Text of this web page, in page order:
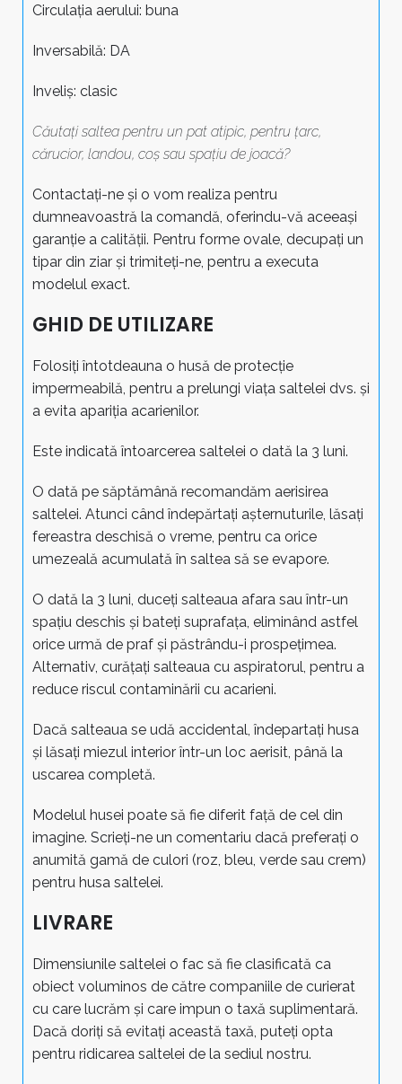
Circulația aerului: buna
Inversabilă: DA
Inveliș: clasic
Căutați saltea pentru un pat atipic, pentru țarc,
cărucior, landou, coș sau spațiu de joacă?
Contactați-ne și o vom realiza pentru
dumneavoastră la comandă, oferindu-vă aceeași
garanție a calității. Pentru forme ovale, decupați un
tipar din ziar și trimiteți-ne, pentru a executa
modelul exact.
GHID DE UTILIZARE
Folosiți întotdeauna o husă de protecție
impermeabilă, pentru a prelungi viața saltelei dvs. și
a evita apariția acarienilor.
Este indicată întoarcerea saltelei o dată la 3 luni.
O dată pe săptămână recomandăm aerisirea
saltelei. Atunci când îndepărtați așternuturile, lăsați
fereastra deschisă o vreme, pentru ca orice
umezeală acumulată în saltea să se evapore.
O dată la 3 luni, duceți salteaua afara sau într-un
spațiu deschis și bateți suprafața, eliminând astfel
orice urmă de praf și păstrându-i prospețimea.
Alternativ, curățați salteaua cu aspiratorul, pentru a
reduce riscul contaminării cu acarieni.
Dacă salteaua se udă accidental, îndepartați husa
și lăsați miezul interior într-un loc aerisit, până la
uscarea completă.
Modelul husei poate să fie diferit față de cel din
imagine. Scrieți-ne un comentariu dacă preferați o
anumită gamă de culori (roz, bleu, verde sau crem)
pentru husa saltelei.
LIVRARE
Dimensiunile saltelei o fac să fie clasificată ca
obiect voluminos de către companiile de curierat
cu care lucrăm și care impun o taxă suplimentară.
Dacă doriți să evitați această taxă, puteți opta
pentru ridicarea saltelei de la sediul nostru.